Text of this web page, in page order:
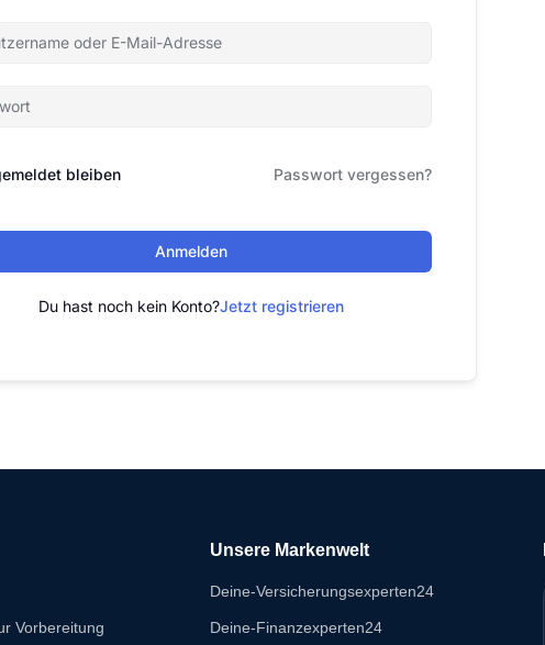
bleiben Passwort vergessen?
Anmelden
Du hast noch kein Konto?Jetzt registrieren
Vorbereitung
Unsere Markenwelt
Deine-Versicherungsexperten24
Deine-Finanzexperten24